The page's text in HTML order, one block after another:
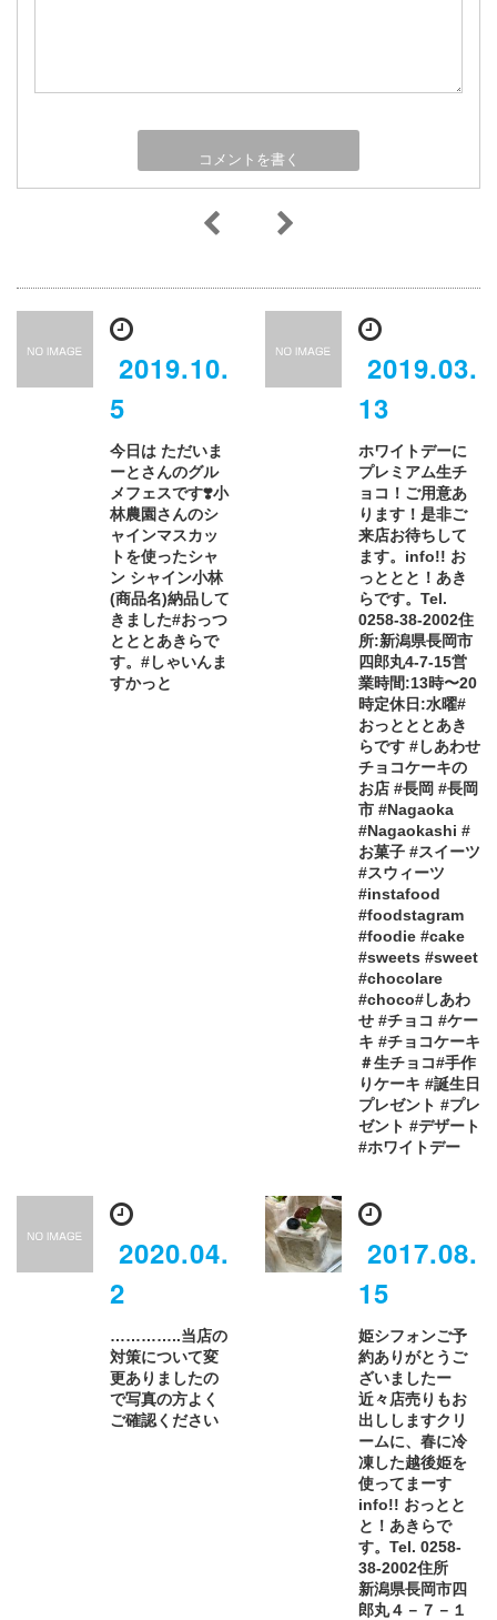
2019.10.
5
今日は ただいま
ーとさんのグル
メフェスです❣️小
林農園さんのシ
ャインマスカッ
トを使ったシャ
ン シャイン小林
(商品名)納品して
きました#おっつ
とととあきらで
す。#しゃいんま
すかっと
2019.03.
13
ホワイトデーに
プレミアム生チ
ョコ！ご用意あ
ります！是非ご
来店お待ちして
ます。info!! お
っととと！あき
らです。Tel.
0258-38-2002住
所:新潟県長岡市
四郎丸4-7-15営
業時間:13時〜20
時定休日:水曜#
おっとととあき
らです #しあわせ
チョコケーキの
お店 #長岡 #長岡
市 #Nagaoka
#Nagaokashi #
お菓子 #スイーツ
#スウィーツ
#instafood
#foodstagram
#foodie #cake
#sweets #sweet
#chocolare
#choco#しあわ
せ #チョコ #ケー
キ #チョコケーキ
＃生チョコ#手作
りケーキ #誕生日
プレゼント #プレ
ゼント #デザート
#ホワイトデー
2020.04.
2
…………..️当店の
対策について変
更ありましたの
で写真の方よく
ご確認ください️
2017.08.
15
姫シフォンご予
約ありがとうご
ざいましたー
近々店売りもお
出ししますクリ
ームに、春に冷
凍した越後姫を
使ってまーす️
info!! おっとと
と！あきらで
す。Tel. 0258-
38-2002住所
新潟県長岡市四
郎丸４－７－１